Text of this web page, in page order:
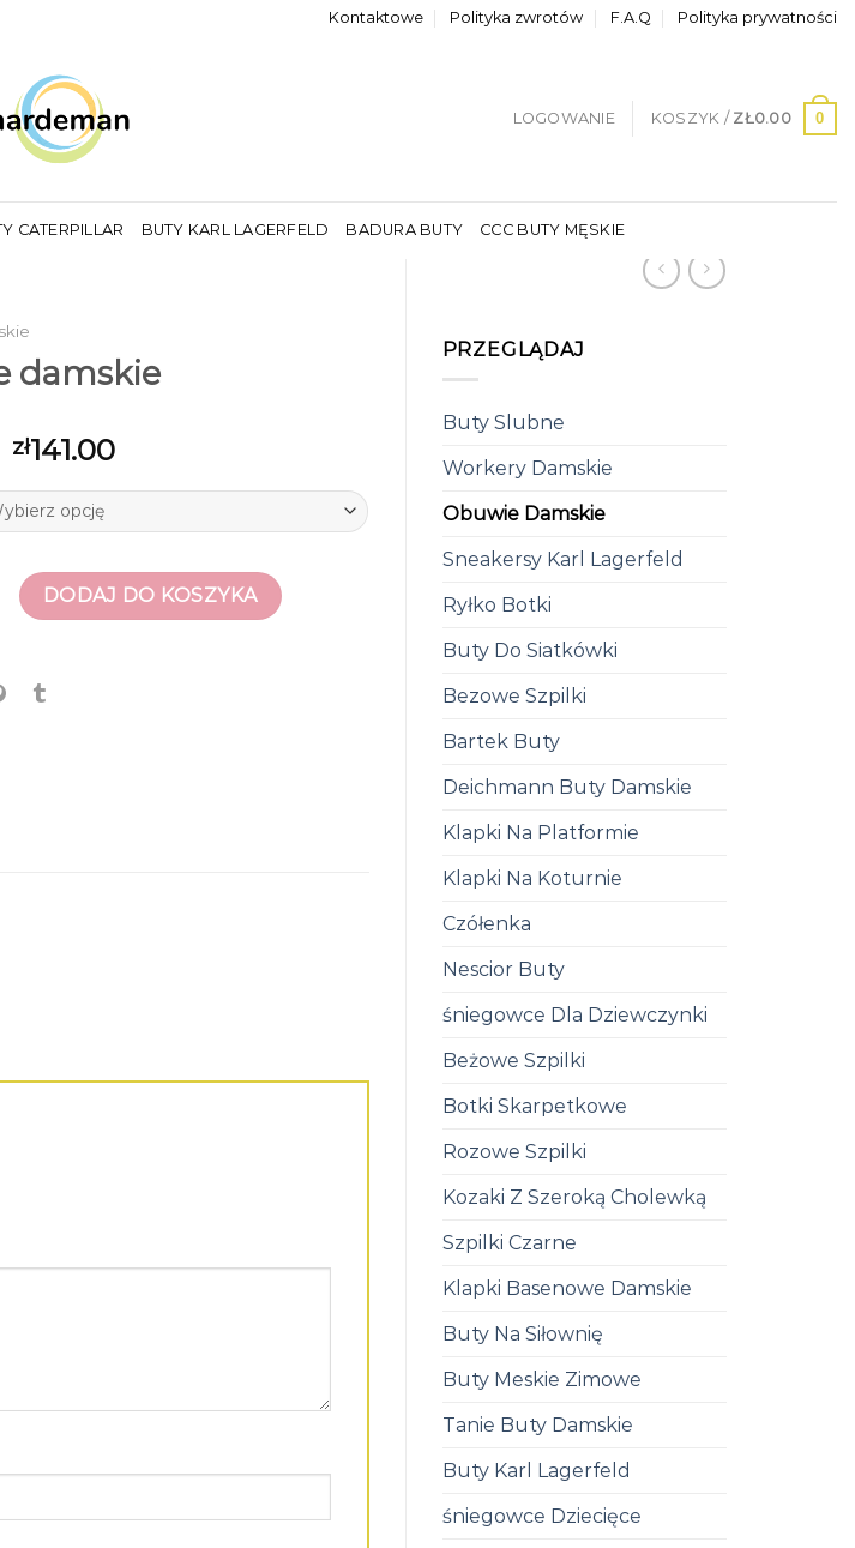
Kontaktowe Polityka zwrotów F.A.Q Polityka prywatności
LOGOWANIE KOSZYK / ZŁ0.00 0
CATERPILLAR BUTY KARL LAGERFELD BADURA BUTY CCC BUTY MĘSKIE
PRZEGLĄDAJ
Buty Slubne
Workery Damskie
Obuwie Damskie
Sneakersy Karl Lagerfeld
Ryłko Botki
Buty Do Siatkówki
Bezowe Szpilki
Bartek Buty
Deichmann Buty Damskie
Klapki Na Platformie
Klapki Na Koturnie
Czółenka
Nescior Buty
śniegowce Dla Dziewczynki
Beżowe Szpilki
Botki Skarpetkowe
Rozowe Szpilki
Kozaki Z Szeroką Cholewką
Szpilki Czarne
Klapki Basenowe Damskie
Buty Na Siłownię
Buty Meskie Zimowe
Tanie Buty Damskie
Buty Karl Lagerfeld
śniegowce Dziecięce
damskie
zł141.00
DODAJ DO KOSZYKA